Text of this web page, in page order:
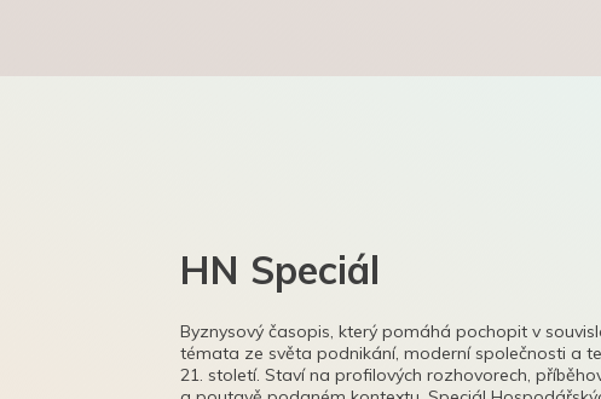
HN Speciál
Byznysový časopis, který pomáhá pochopit v
témata ze světa podnikání, moderní společnosti a
21. století. Staví na profilových rozhovorech,